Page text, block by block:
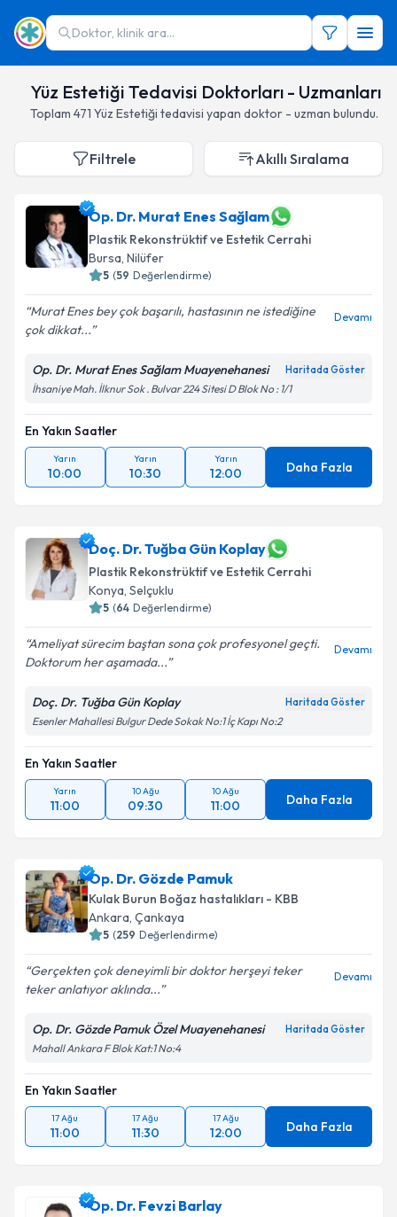
Doktor, klinik ara...
Yüz Estetiği Tedavisi Doktorları - Uzmanları
Toplam 471 Yüz Estetiği tedavisi yapan doktor - uzman bulundu.
Filtrele Akıllı Sıralama
Op. Dr. Murat Enes Sağlam
Plastik Rekonstrüktif ve Estetik Cerrahi
Bursa, Nilüfer
5 (59 Değerlendirme)
Murat Enes bey çok başarılı, hastasının ne istediğine
çok dikkat...
Devamı
Op. Dr. Murat Enes Sağlam Muayenehanesi Haritada Göster
İhsaniye Mah. İlknur Sok . Bulvar 224 Sitesi D Blok No : 1/1
En Yakın Saatler
Yarın
10:00
Yarın
10:30
Yarın
12:00 Daha Fazla
Doç. Dr. Tuğba Gün Koplay
Plastik Rekonstrüktif ve Estetik Cerrahi
Konya, Selçuklu
5 (64 Değerlendirme)
Ameliyat sürecim baştan sona çok profesyonel geçti.
Doktorum her aşamada...
Devamı
Doç. Dr. Tuğba Gün Koplay Haritada Göster
Esenler Mahallesi Bulgur Dede Sokak No:1 İç Kapı No:2
En Yakın Saatler
Yarın
11:00
10 Ağu
09:30
10 Ağu
11:00 Daha Fazla
Op. Dr. Gözde Pamuk
Kulak Burun Boğaz hastalıkları - KBB
Ankara, Çankaya
5 (259 Değerlendirme)
Gerçekten çok deneyimli bir doktor herşeyi teker
teker anlatıyor aklında...
Devamı
Op. Dr. Gözde Pamuk Özel Muayenehanesi Haritada Göster
Mahall Ankara F Blok Kat:1 No:4
En Yakın Saatler
17 Ağu
11:00
17 Ağu
11:30
17 Ağu
12:00 Daha Fazla
Op. Dr. Fevzi Barlay